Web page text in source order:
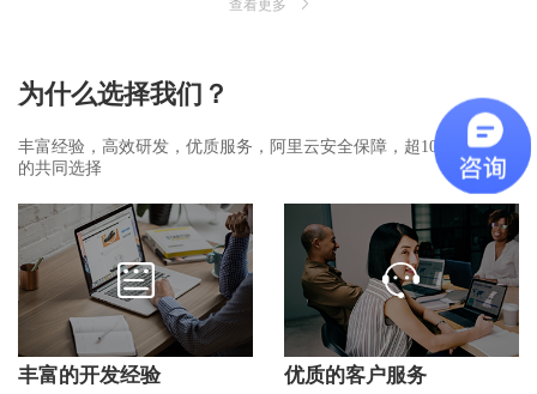
查看更多
为什么选择我们？
丰富经验，高效研发，优质服务，阿里云安全保障，超1000家客户
的共同选择
丰富的开发经验 优质的客户服务